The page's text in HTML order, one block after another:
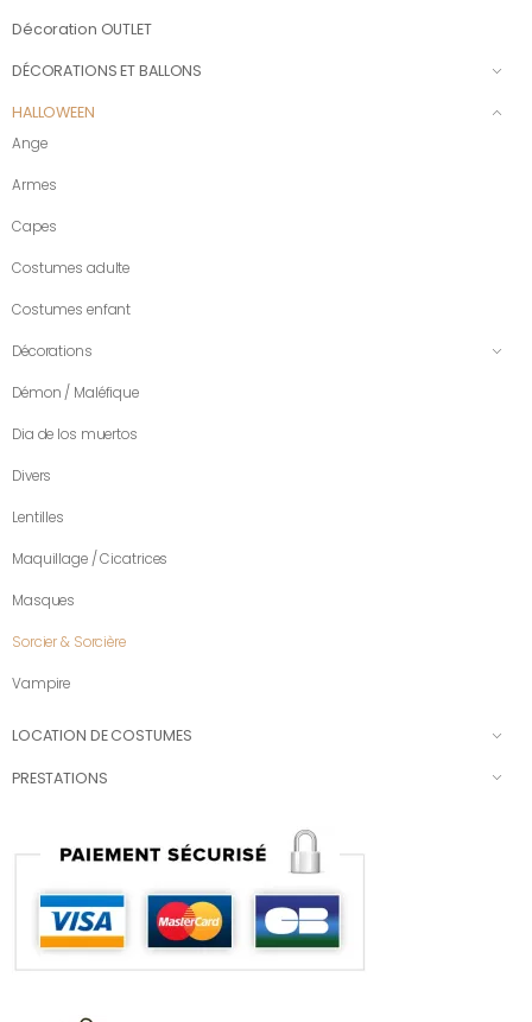
Décoration OUTLET
DÉCORATIONS ET BALLONS
HALLOWEEN
Ange
Armes
Capes
Costumes adulte
Costumes enfant
Décorations
Démon / Maléfique
Dia de los muertos
Divers
Lentilles
Maquillage / Cicatrices
Masques
Sorcier & Sorcière
Vampire
LOCATION DE COSTUMES
PRESTATIONS